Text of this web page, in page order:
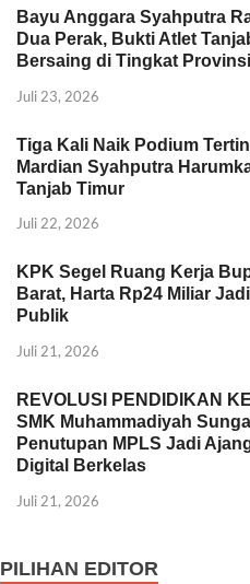
Bayu Anggara Syahputra
Dua Perak, Bukti Atlet
Bersaing di Tingkat Provinsi
Juli 23, 2026
Tiga Kali Naik Podium
Mardian Syahputra
Tanjab Timur
Juli 22, 2026
KPK Segel Ruang Kerja
Barat, Harta Rp24 Miliar
Publik
Juli 21, 2026
REVOLUSI PENDIDIKAN
SMK Muhammadiyah
Penutupan MPLS Jadi
Digital Berkelas
Juli 21, 2026
PILIHAN EDITOR